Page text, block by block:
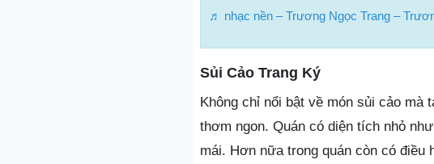
♬ nhạc nền – Trương Ngọc Trang –
Sủi Cảo Trang Ký
Không chỉ nổi bật về món sủi cảo mà
thơm ngon. Quán có diện tích nhỏ
mái. Hơn nữa trong quán còn có điều